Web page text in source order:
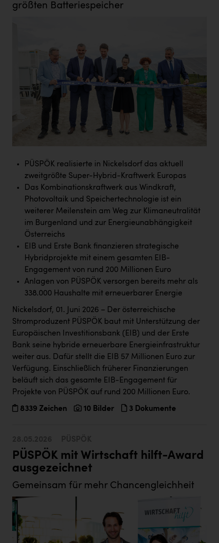
Oldtimer Raststationen und Motorhotels
Passage Linz
PÜSPÖK
REMAX
RE/MAX Welcome
RUBBLE MASTER
Ruderclub Wels
SCRI - Salzburg Cancer Research Institute
SCHMACHTL GmbH
Schwingshandl - automation technology gmbh
Seher + Partner
Smurfit Westrock Nettingsdorf
TGW Logistics
TRAILOMAT & Cycling Austria
VERITAS
Vier Diamanten
Vorlagenportal
Wir besiegen Krebs
ZULuft - Zukunft Luft Austria
Österreichisches Hebammengremium
Wirtschaftskammer OÖ Energiehandel
Dopgas
größten Batteriespeicher
PÜSPÖK realisierte in Nickelsdorf das aktuell
zweitgrößte Super-Hybrid-Kraftwerk Europas
Das Kombinationskraftwerk aus Windkraft,
Photovoltaik und Speichertechnologie ist ein
weiterer Meilenstein am Weg zur Klimaneutralität
im Burgenland und zur Energieunabhängigkeit
Österreichs
EIB und Erste Bank finanzieren strategische
Hybridprojekte mit einem gesamten EIB-
Engagement von rund 200 Millionen Euro
Anlagen von PÜSPÖK versorgen bereits mehr als
338.000 Haushalte mit erneuerbarer Energie
Nickelsdorf, 01. Juni 2026 – Der österreichische
Stromproduzent PÜSPÖK baut mit Unterstützung der
Europäischen Investitionsbank (EIB) und der Erste
Bank seine hybride erneuerbare Energieinfrastruktur
weiter aus. Dafür stellt die EIB 57 Millionen Euro zur
Verfügung. Einschließlich früherer Finanzierungen
beläuft sich das gesamte EIB-Engagement für
Projekte von PÜSPÖK auf rund 200 Millionen Euro.
8339 Zeichen 10 Bilder 3 Dokumente
PÜSPÖK mit Wirtschaft hilft-Award
ausgezeichnet
Gemeinsam für mehr Chancengleichheit